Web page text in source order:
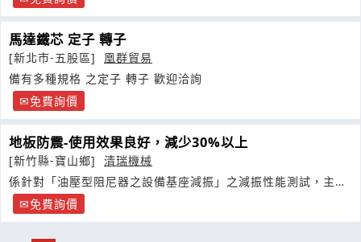
馬達鐵芯 定子 轉子
[新北市-五股區]
凰群貿易
備有多種規格 之定子 轉子 歡迎洽詢
免費詢價
地板防震-使用效果良好，減少30%以上
[新竹縣-寶山鄉]
清瑞機械
係針對「油壓型阻尼器之設備基座減振」之減振性能測試，主要
針對模擬振動之設備基座進行油壓型阻尼器安裝
免費詢價